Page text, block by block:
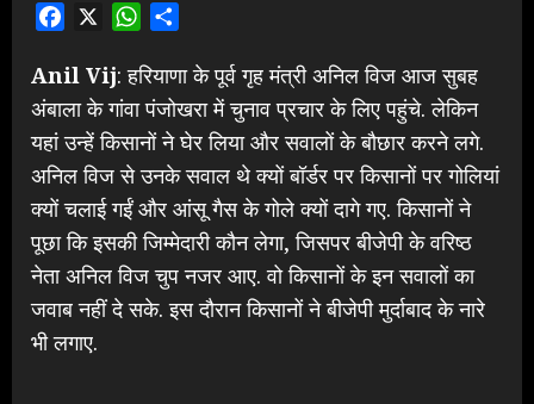
Facebook WhatsApp
Anil Vij: हरियाणा के पूर्व गृह मंत्री अनिल विज आज सुबह
अंबाला के गांवा पंजोखरा में चुनाव प्रचार के लिए पहुंचे. लेकिन
यहां उन्हें किसानों ने घेर लिया और सवालों के बौछार करने लगे.
अनिल विज से उनके सवाल थे क्यों बॉर्डर पर किसानों पर गोलियां
क्यों चलाई गईं और आंसू गैस के गोले क्यों दागे गए. किसानों ने
पूछा कि इसकी जिम्मेदारी कौन लेगा, जिसपर बीजेपी के वरिष्ठ
नेता अनिल विज चुप नजर आए. वो किसानों के इन सवालों का
जवाब नहीं दे सके. इस दौरान किसानों ने बीजेपी मुर्दाबाद के नारे
भी लगाए.